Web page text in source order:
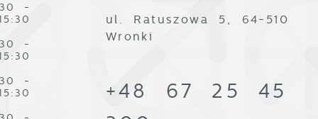
-
-
-
ul. Ratuszowa 5, 64-510
Wronki
+48 67 25 45